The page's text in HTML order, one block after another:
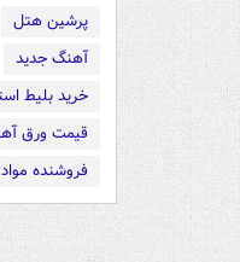
پرشین هتل
آهنگ جدید
خرید بلیط
قیمت ورق
فروشنده